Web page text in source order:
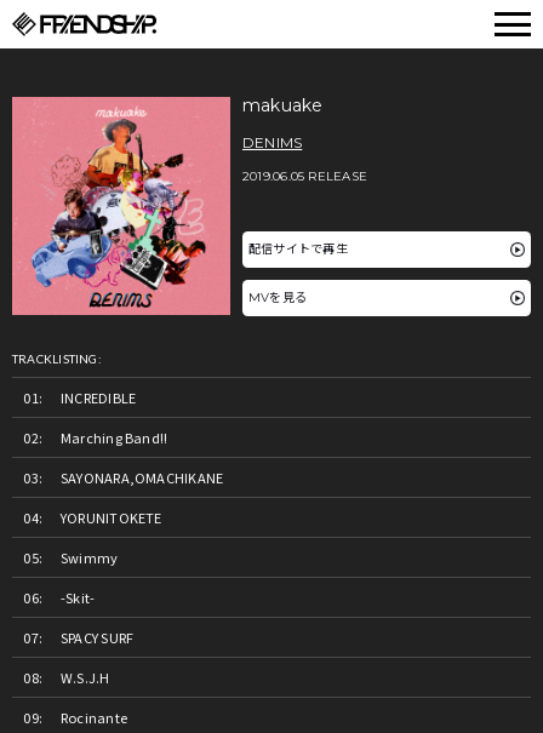
makuake
DENIMS
2019.06.05 RELEASE
配信サイトで再生
MVを見る
TRACKLISTING:
INCREDIBLE
Marching Band!!
SAYONARA,OMACHIKANE
YORUNITOKETE
Swimmy
-Skit-
SPACY SURF
W.S.J.H
Rocinante